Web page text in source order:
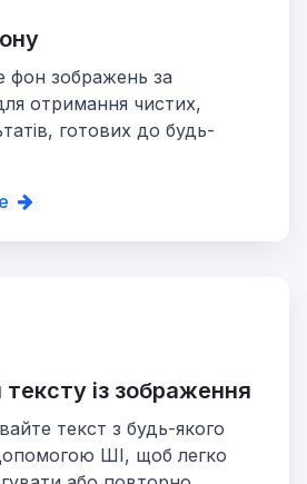
фон зображень за
отримання чистих,
готових до будь-
із зображення
текст з будь-якого
ШІ, щоб легко